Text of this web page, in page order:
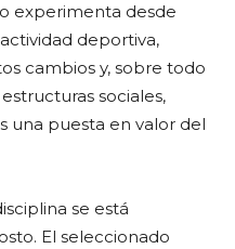
experimenta desde
deportiva,
cambios y, sobre todo
sociales,
una puesta en valor del
se está
El seleccionado